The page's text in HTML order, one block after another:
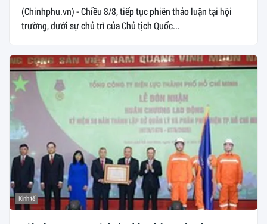
(Chinhphu.vn) - Chiều 8/8, tiếp tục phiên thảo luận tại hội
trường, dưới sự chủ trì của Chủ tịch Quốc...
Kinh tế